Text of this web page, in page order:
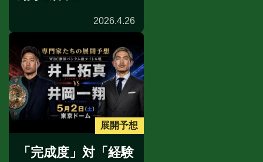
2026.4.26
展開予想
「完成度」対「経験